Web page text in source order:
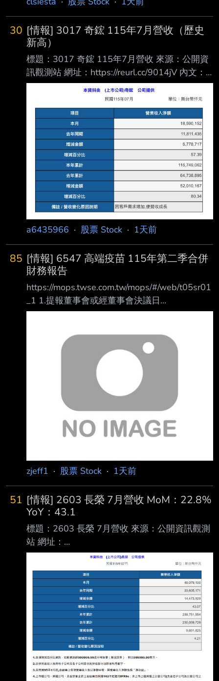
30 [情報] 3017 奇鋐 115年7月營收（歷史
新高）
標題：3017 奇鋐 115年7月營收 來源：公開資
訊觀測站 網址：https://reurl.cc/9014jV 內文：
https://i.mopix.cc/GS2PZ1.jpg 7月營收 年增
57.4% 月增5.5% 最近漲很多的奇鋐今天拉回，
是買點？ --
a6435966 · 股票 Stock · 1天前
85 [情報] 6547 高端疫苗 115年第二季合併
財務報告
https://mops.twse.com.tw/mops/#/web/t05sr01
_1 1.提報董事會或經董事會決議日
期:115/08/07 2.審計委員會通過日期:115/08/07
(XXX/XX/XX~XXX/XX/XX):115/01/01~115/06/
30 4.1月1日累計至本期止營業收入(仟
元):220,979 5.1月1日累計至本期止營業毛利(毛
損) (仟元):172,985 6.1月1日累計至本期止營業
利益(損失) (仟元):(10,5
zjeff1 · 股票 Stock · 1天前
51 [情報] 2603 長榮 7月營收 MoM：22.8%
YoY：43.1
標題：2603 長榮 7月營收 來源：公開資訊觀測
站 網址：
https://mopsov.twse.com.tw/mops/web/t05st10
_ifrs 內文： https://i.urusai.cc/VRmSu.png
Fugle營收整理： https://i.urusai.cc/Ujduo.png
應該沒人在乎 >//< --